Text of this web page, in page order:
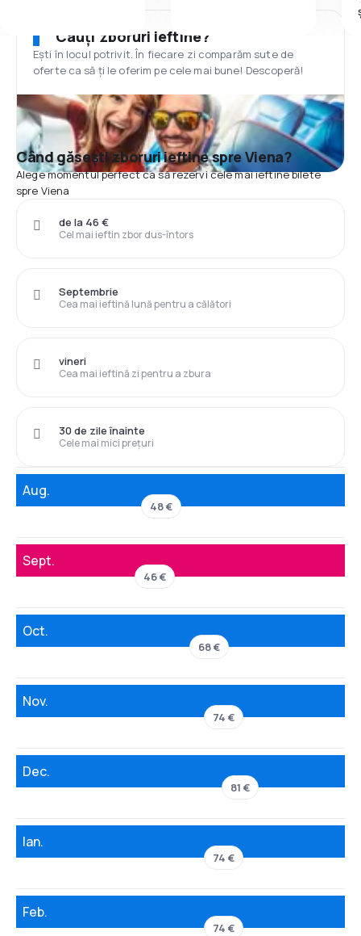
Cauți zboruri ieftine?
Ești în locul potrivit. În fiecare zi comparăm sute de
oferte ca să ți le oferim pe cele mai bune! Descoperă!
Când găsești zboruri ieftine spre Viena?
Alege momentul perfect ca să rezervi cele mai ieftine bilete
spre Viena
Cel mai ieftin zbor dus-întors
de la 46 €
Cea mai ieftină lună pentru a călători
Septembrie
Cea mai ieftină zi pentru a zbura
vineri
Cele mai mici prețuri
30 de zile înainte
Aug.
48 €
Sept.
46 €
Oct.
68 €
Nov.
74 €
Dec.
81 €
Ian.
74 €
Feb.
74 €